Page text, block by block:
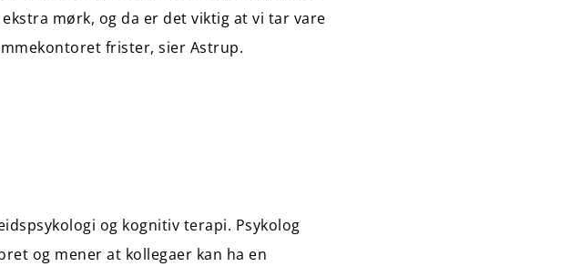
mørk, og da er det viktig at vi tar vare
frister, sier Astrup.
og kognitiv terapi. Psykolog
og mener at kollegaer kan ha en